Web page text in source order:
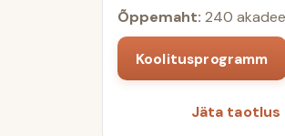
Õppemaht: 240
Koolitusprogramm
Jäta taotlus